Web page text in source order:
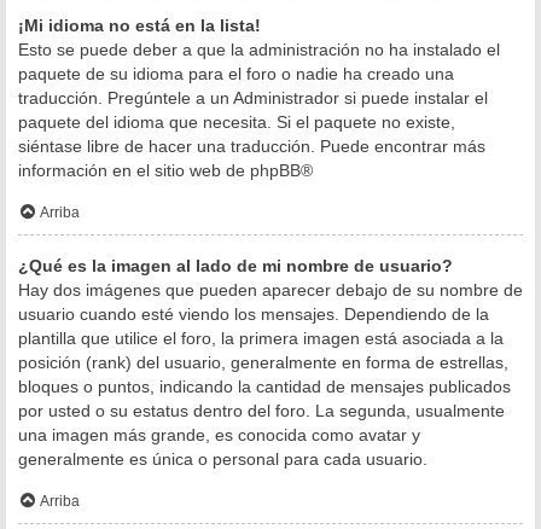
¡Mi idioma no está en la lista!
Esto se puede deber a que la administración no ha instalado el
paquete de su idioma para el foro o nadie ha creado una
traducción. Pregúntele a un Administrador si puede instalar el
paquete del idioma que necesita. Si el paquete no existe,
siéntase libre de hacer una traducción. Puede encontrar más
información en el sitio web de phpBB®
Arriba
¿Qué es la imagen al lado de mi nombre de usuario?
Hay dos imágenes que pueden aparecer debajo de su nombre de
usuario cuando esté viendo los mensajes. Dependiendo de la
plantilla que utilice el foro, la primera imagen está asociada a la
posición (rank) del usuario, generalmente en forma de estrellas,
bloques o puntos, indicando la cantidad de mensajes publicados
por usted o su estatus dentro del foro. La segunda, usualmente
una imagen más grande, es conocida como avatar y
generalmente es única o personal para cada usuario.
Arriba